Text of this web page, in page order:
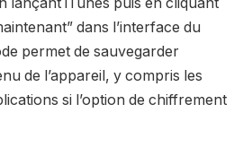
dans l’interface du
permet de sauvegarder
de l’appareil, y compris les
si l’option de chiffrement